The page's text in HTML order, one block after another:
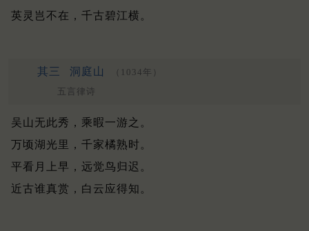
英灵岂不在，千古碧江横。
其三 洞庭山
（1034年）
五言律诗
吴山无此秀，乘暇一游之。
万顷湖光里，千家橘熟时。
平看月上早，远觉鸟归迟。
近古谁真赏，白云应得知。